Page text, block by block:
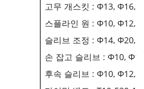
고무 개스킷 : Φ13, Φ16,
스플라인 원 : Φ10, Φ12,
슬리브 조정 : Φ14, Φ20,
손 잡고 슬리브 : Φ10,
후속 슬리브 : Φ10, Φ12,